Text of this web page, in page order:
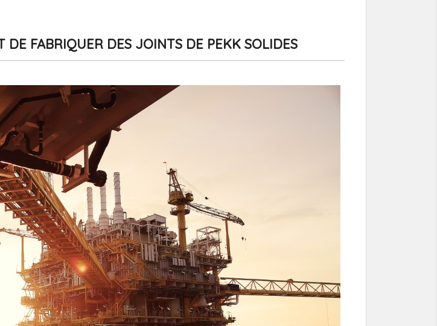
DE FABRIQUER DES JOINTS DE PEKK SOLIDES